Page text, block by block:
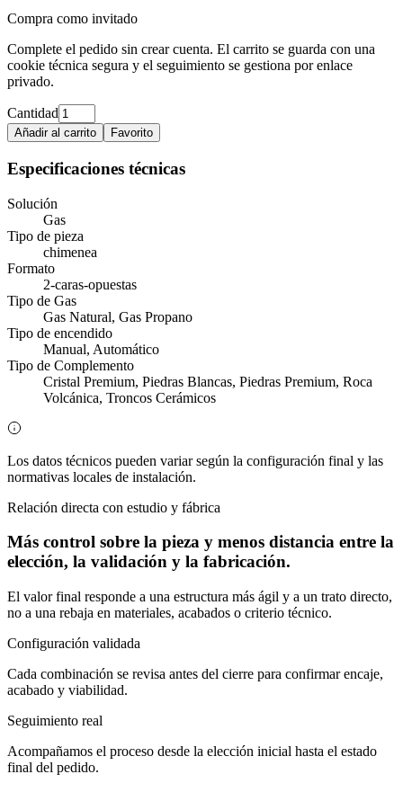
Compra como invitado
Complete el pedido sin crear cuenta. El carrito se guarda con una
cookie técnica segura y el seguimiento se gestiona por enlace
privado.
Cantidad
Añadir al carrito Favorito
Especificaciones técnicas
Solución
Gas
Tipo de pieza
chimenea
Formato
2-caras-opuestas
Tipo de Gas
Gas Natural, Gas Propano
Tipo de encendido
Manual, Automático
Tipo de Complemento
Cristal Premium, Piedras Blancas, Piedras Premium, Roca
Volcánica, Troncos Cerámicos
Los datos técnicos pueden variar según la configuración final y las
normativas locales de instalación.
Relación directa con estudio y fábrica
Más control sobre la pieza y menos distancia entre la
elección, la validación y la fabricación.
El valor final responde a una estructura más ágil y a un trato directo,
no a una rebaja en materiales, acabados o criterio técnico.
Configuración validada
Cada combinación se revisa antes del cierre para confirmar encaje,
acabado y viabilidad.
Seguimiento real
Acompañamos el proceso desde la elección inicial hasta el estado
final del pedido.